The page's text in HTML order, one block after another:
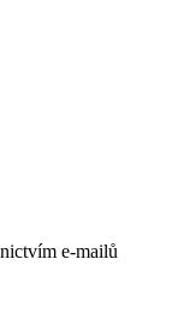
e-mailů